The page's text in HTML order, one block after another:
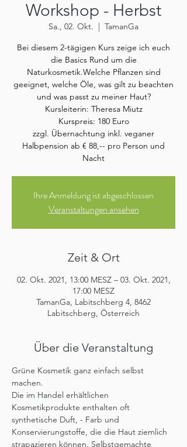
Workshop - Herbst
Sa., 02. Okt.
  |
TamanGa
Bei diesem 2-tägigen Kurs zeige ich euch
die Basics Rund um die
Naturkosmetik.Welche Pflanzen sind
geeignet, welche Öle, was gilt zu beachten
und was passt zu meiner Haut?
Kursleiterin: Theresa Miutz
Kurspreis: 180 Euro
zzgl. Übernachtung inkl. veganer
Halbpension ab € 88,-- pro Person und
Nacht
Ihre Anmeldung ist abgeschlossen
Veranstaltungen ansehen
Zeit & Ort
02. Okt. 2021, 13:00 MESZ – 03. Okt. 2021,
17:00 MESZ
TamanGa, Labitschberg 4, 8462
Labitschberg, Österreich
Über die Veranstaltung
Grüne Kosmetik ganz einfach selbst
machen.
Die im Handel erhältlichen
Kosmetikprodukte enthalten oft
synthetische Duft, - Farb und
Konservierungstoffe, die die Haut ziemlich
strapazieren können. Selbstgemachte